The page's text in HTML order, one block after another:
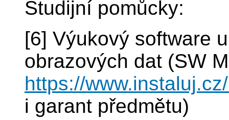
Studijní pomůcky:
[6] Výukový software
obrazových dat (SW
https://
i garant předmětu)